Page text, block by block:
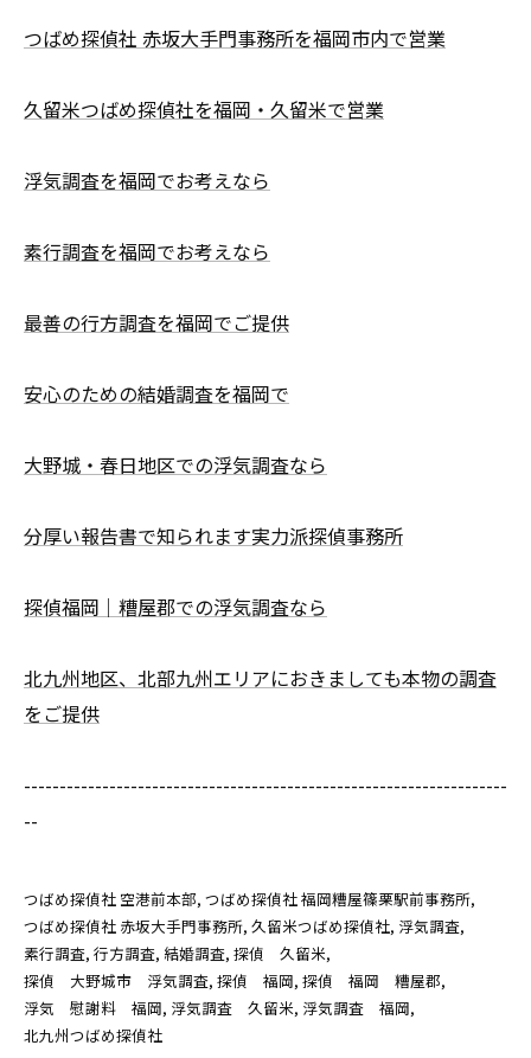
つばめ探偵社 赤坂大手門事務所を福岡市内で営業
久留米つばめ探偵社を福岡・久留米で営業
浮気調査を福岡でお考えなら
素行調査を福岡でお考えなら
最善の行方調査を福岡でご提供
安心のための結婚調査を福岡で
大野城・春日地区での浮気調査なら
分厚い報告書で知られます実力派探偵事務所
探偵福岡｜糟屋郡での浮気調査なら
北九州地区、北部九州エリアにおきましても本物の調査
をご提供
--------------------------------------------------------------------
--
つばめ探偵社 空港前本部 つばめ探偵社 福岡糟屋篠栗駅前事務所
つばめ探偵社 赤坂大手門事務所 久留米つばめ探偵社 浮気調査
素行調査 行方調査 結婚調査 探偵 久留米
探偵 大野城市 浮気調査 探偵 福岡 探偵 福岡 糟屋郡
浮気 慰謝料 福岡 浮気調査 久留米 浮気調査 福岡
北九州つばめ探偵社